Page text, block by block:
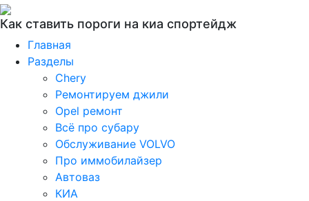
Как ставить пороги на киа спортейдж
Главная
Разделы
Chery
Ремонтируем джили
Opel ремонт
Всё про субару
Обслуживание VOLVO
Про иммобилайзер
Автоваз
КИА